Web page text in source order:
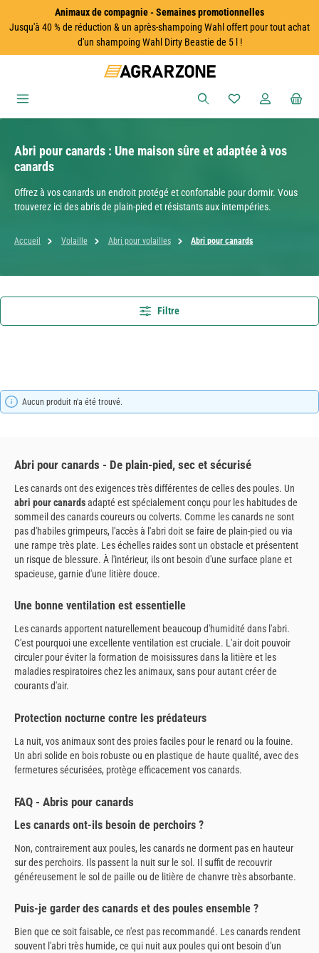
Passer au contenu principalAnimaux de compagnie - Semaines promotionnelles
Jusqu'à 40 % de réduction & un après-shampoing Wahl offert pour tout achat
d'un shampoing Wahl Dirty Beastie de 5 l !
Vous avez 0
Abri pour canards : Une maison sûre et adaptée à vos
canards
Offrez à vos canards un endroit protégé et confortable pour dormir. Vous
trouverez ici des abris de plain-pied et résistants aux intempéries.
Accueil Volaille Abri pour volailles Abri pour canards
Filtre
Aucun produit n'a été trouvé.
Abri pour canards - De plain-pied, sec et sécurisé
Les canards ont des exigences très différentes de celles des poules. Un
abri pour canardsadapté est spécialement conçu pour les habitudes de
sommeil des canards coureurs ou colverts. Comme les canards ne sont
pas d'habiles grimpeurs, l'accès à l'abri doit se faire de plain-pied ou via
une rampe très plate. Les échelles raides sont un obstacle et présentent
un risque de blessure. À l'intérieur, ils ont besoin d'une surface plane et
spacieuse, garnie d'une litière douce.
Une bonne ventilation est essentielle
Les canards apportent naturellement beaucoup d'humidité dans l'abri.
C'est pourquoi une excellente ventilation est cruciale. L'air doit pouvoir
circuler pour éviter la formation de moisissures dans la litière et les
maladies respiratoires chez les animaux, sans pour autant créer de
courants d'air.
Protection nocturne contre les prédateurs
La nuit, vos animaux sont des proies faciles pour le renard ou la fouine.
Un abri solide en bois robuste ou en plastique de haute qualité, avec des
fermetures sécurisées, protège efficacement vos canards.
FAQ - Abris pour canards
Les canards ont-ils besoin de perchoirs ?
Non, contrairement aux poules, les canards ne dorment pas en hauteur
sur des perchoirs. Ils passent la nuit sur le sol. Il suffit de recouvrir
généreusement le sol de paille ou de litière de chanvre très absorbante.
Puis-je garder des canards et des poules ensemble ?
Bien que ce soit faisable, ce n'est pas recommandé. Les canards rendent
souvent l'abri très humide, ce qui nuit aux poules qui ont besoin d'un